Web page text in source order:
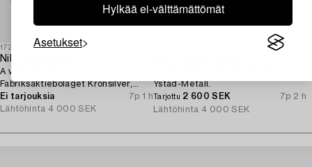
Hylkää ei-välttämättömät
Asetukset
1725418
Nils Fougstedt
A vase and bowl,
Fabriksaktiebolaget Kronsilver,
1930s.
Ei tarjouksia
7p 1 h
Lähtöhinta 4 000 SEK
Ystad-Metall.
Tarjottu 2 600 SEK
7p 2 h
Lähtöhinta 4 000 SEK